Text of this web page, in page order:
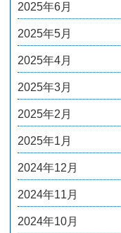
2025年6月
2025年5月
2025年4月
2025年3月
2025年2月
2025年1月
2024年12月
2024年11月
2024年10月